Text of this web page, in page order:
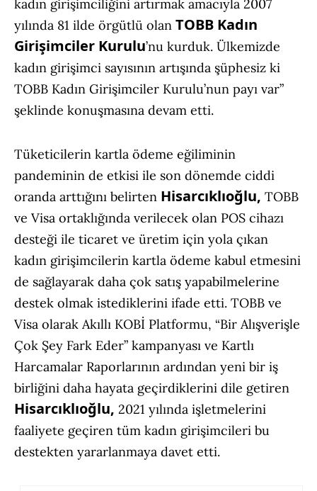
kadın girişimciliğini artırmak amacıyla 2007
yılında 81 ilde örgütlü olan TOBB Kadın
Girişimciler Kurulu’nu kurduk. Ülkemizde
kadın girişimci sayısının artışında şüphesiz ki
TOBB Kadın Girişimciler Kurulu’nun payı var”
şeklinde konuşmasına devam etti.
Tüketicilerin kartla ödeme eğiliminin
pandeminin de etkisi ile son dönemde ciddi
oranda arttığını belirten Hisarcıklıoğlu, TOBB
ve Visa ortaklığında verilecek olan POS cihazı
desteği ile ticaret ve üretim için yola çıkan
kadın girişimcilerin kartla ödeme kabul etmesini
de sağlayarak daha çok satış yapabilmelerine
destek olmak istediklerini ifade etti. TOBB ve
Visa olarak Akıllı KOBİ Platformu, “Bir Alışverişle
Çok Şey Fark Eder” kampanyası ve Kartlı
Harcamalar Raporlarının ardından yeni bir iş
birliğini daha hayata geçirdiklerini dile getiren
Hisarcıklıoğlu, 2021 yılında işletmelerini
faaliyete geçiren tüm kadın girişimcileri bu
destekten yararlanmaya davet etti.